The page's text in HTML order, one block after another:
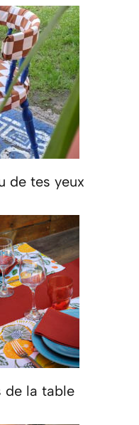
de tes yeux
de la table